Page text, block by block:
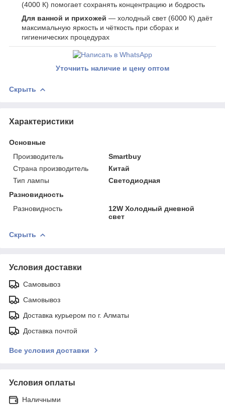
(4000 К) помогает сохранять концентрацию и бодрость
Для ванной и прихожей — холодный свет (6000 К) даёт
максимальную яркость и чёткость при сборах и
гигиенических процедурах
Уточнить наличие и цену оптом
Скрыть
Характеристики
Основные
Производитель
Smartbuy
Страна производитель
Китай
Тип лампы
Светодиодная
Разновидность
Разновидность
12W Холодный дневной
свет
Скрыть
Условия доставки
Самовывоз
Самовывоз
Доставка курьером по г. Алматы
Доставка почтой
Все условия доставки
Условия оплаты
Наличными